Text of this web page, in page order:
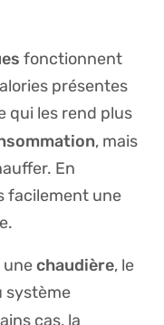
fonctionnent
présentes
qui les rend plus
, mais
En
facilement une
unechaudière, le
système
cas, la